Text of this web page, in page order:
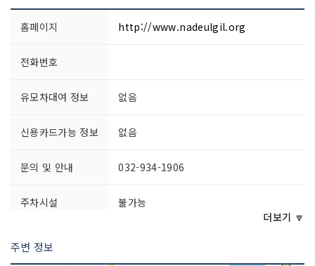
홈페이지 http://www.nadeulgil.org
전화번호
유모차대여 정보 없음
신용카드가능 정보 없음
문의 및 안내 032-934-1906
주차시설 불가능
더보기 🔽
주변 정보